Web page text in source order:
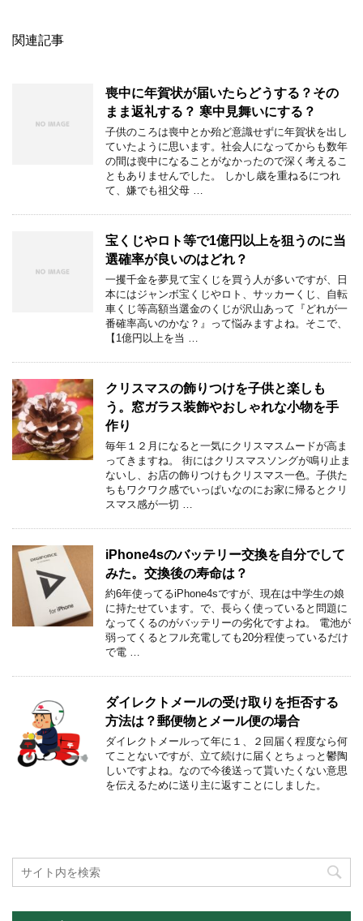
関連記事
喪中に年賀状が届いたらどうする？その
まま返礼する？ 寒中見舞いにする？
子供のころは喪中とか殆ど意識せずに年賀状を出し
ていたように思います。社会人になってからも数年
の間は喪中になることがなかったので深く考えるこ
ともありませんでした。 しかし歳を重ねるにつれ
て、嫌でも祖父母 …
宝くじやロト等で1億円以上を狙うのに当
選確率が良いのはどれ？
一攫千金を夢見て宝くじを買う人が多いですが、日
本にはジャンボ宝くじやロト、サッカーくじ、自転
車くじ等高額当選金のくじが沢山あって『どれが一
番確率高いのかな？』って悩みますよね。そこで、
【1億円以上を当 …
クリスマスの飾りつけを子供と楽しも
う。窓ガラス装飾やおしゃれな小物を手
作り
毎年１２月になると一気にクリスマスムードが高ま
ってきますね。 街にはクリスマスソングが鳴り止ま
ないし、お店の飾りつけもクリスマス一色。子供た
ちもワクワク感でいっぱいなのにお家に帰るとクリ
スマス感が一切 …
iPhone4sのバッテリー交換を自分でして
みた。交換後の寿命は？
約6年使ってるiPhone4sですが、現在は中学生の娘
に持たせています。で、長らく使っていると問題に
なってくるのがバッテリーの劣化ですよね。 電池が
弱ってくるとフル充電しても20分程使っているだけ
で電 …
ダイレクトメールの受け取りを拒否する
方法は？郵便物とメール便の場合
ダイレクトメールって年に１、２回届く程度なら何
てことないですが、立て続けに届くとちょっと鬱陶
しいですよね。なので今後送って貰いたくない意思
を伝えるために送り主に返すことにしました。